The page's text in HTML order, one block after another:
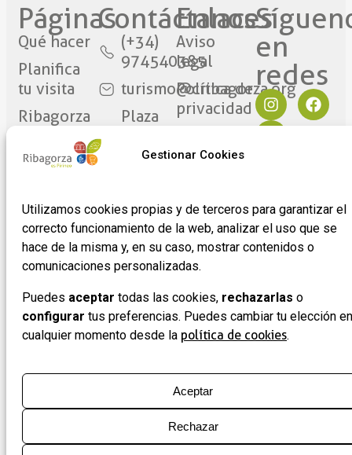
Gestionar Cookies
Utilizamos cookies propias y de terceros para garantizar el
correcto funcionamiento de la web, analizar el uso que se
hace de la misma y, en su caso, mostrar contenidos o
comunicaciones personalizadas.
Puedes aceptar todas las cookies, rechazarlas o
configurar tus preferencias. Puedes cambiar tu elección en
cualquier momento desde la política de cookies.
Aceptar
Rechazar
Páginas
Qué hacer
Planifica
tu visita
Ribagorza
Noticias
Contáctanos​
(+34)
974540385
turismo@cribagorza.org
Plaza
(Huesca)
Enlaces
Aviso
legal
Política de
privacidad
Cookies
de
adhesión
de
empresas
en
redes​